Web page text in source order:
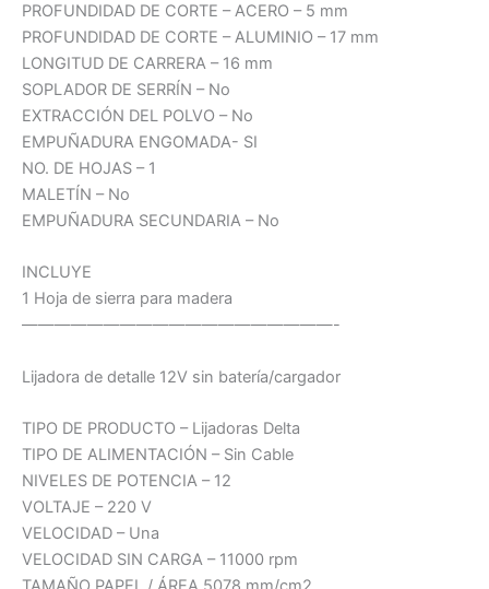
PROFUNDIDAD DE CORTE – ACERO – 5 mm
PROFUNDIDAD DE CORTE – ALUMINIO – 17 mm
LONGITUD DE CARRERA – 16 mm
SOPLADOR DE SERRÍN – No
EXTRACCIÓN DEL POLVO – No
EMPUÑADURA ENGOMADA- SI
NO. DE HOJAS – 1
MALETÍN – No
EMPUÑADURA SECUNDARIA – No
INCLUYE
1 Hoja de sierra para madera
———————————————————-
Lijadora de detalle 12V sin batería/cargador
TIPO DE PRODUCTO – Lijadoras Delta
TIPO DE ALIMENTACIÓN – Sin Cable
NIVELES DE POTENCIA – 12
VOLTAJE – 220 V
VELOCIDAD – Una
VELOCIDAD SIN CARGA – 11000 rpm